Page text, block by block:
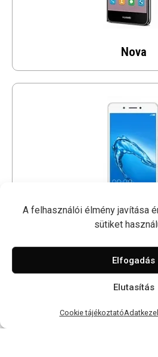
A felhasználói élmény javítása
sütiket
Elfogadás
Elutasítás
Cookie tájékoztató
Nova